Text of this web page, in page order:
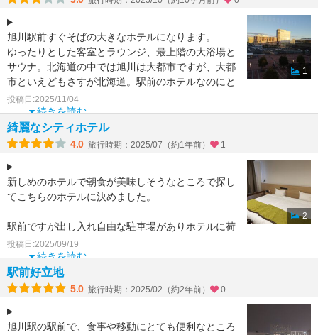
旭川駅前すぐそばの大きなホテルになります。
ゆったりとした客室とラウンジ、最上階の大浴場と
サウナ。北海道の中では旭川は大都市ですが、大都
市といえどもさすが北海道。駅前のホテルなのにと
ても広々として
続きを読む
投稿日:2025/11/04
1
綺麗なシティホテル
4.0 旅行時期：2025/07（約1年前） 1
新しめのホテルで朝食が美味しそうなところで探し
てこちらのホテルに決めました。
駅前ですが出し入れ自由な駐車場がありホテルに荷
物を置いて夕飯に出かけるのに便利でした。
お部屋はトレインビュー
続きを読む
投稿日:2025/09/19
2
駅前好立地
5.0 旅行時期：2025/02（約2年前） 0
旭川駅の駅前で、食事や移動にとても便利なところ